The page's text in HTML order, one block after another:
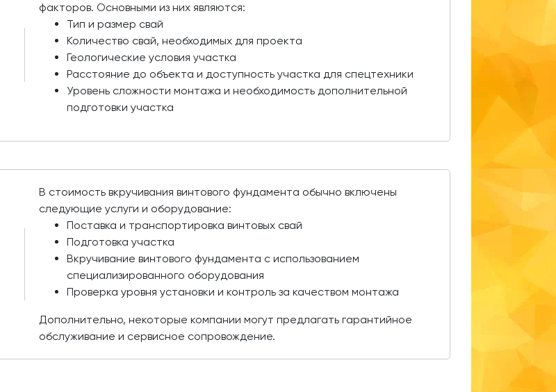
факторов. Основными из них являются:
Тип и размер свай
Количество свай, необходимых для проекта
Геологические условия участка
Расстояние до объекта и доступность участка для спецтехники
Уровень сложности монтажа и необходимость дополнительной
подготовки участка
В стоимость вкручивания винтового фундамента обычно включены
следующие услуги и оборудование:
Поставка и транспортировка винтовых свай
Подготовка участка
Вкручивание винтового фундамента с использованием
специализированного оборудования
Проверка уровня установки и контроль за качеством монтажа
Дополнительно, некоторые компании могут предлагать гарантийное
обслуживание и сервисное сопровождение.